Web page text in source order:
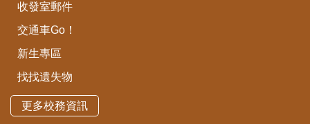
收發室郵件
交通車Go！
新生專區
找找遺失物
更多校務資訊